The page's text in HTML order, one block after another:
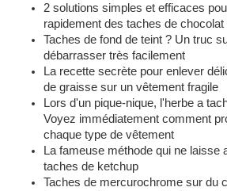
2 solutions simples et efficaces
rapidement des taches de chocolat
Taches de fond de teint ? Un truc
débarrasser très facilement
La recette secrète pour enlever
de graisse sur un vêtement fragile
Lors d'un pique-nique, l'herbe a
Voyez immédiatement comment
chaque type de vêtement
La fameuse méthode qui ne laisse
taches de ketchup
Taches de mercurochrome sur du